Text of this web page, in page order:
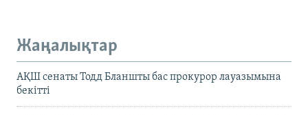
Жаңалықтар
АҚШ сенаты Тодд Бланшты бас прокурор лауазымына
бекітті